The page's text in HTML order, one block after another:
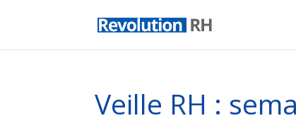
Veille RH :